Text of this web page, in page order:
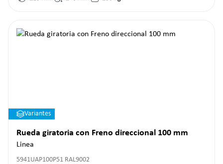
Variantes
Rueda giratoria con Freno direccional 100 mm
Linea
5941UAP100P51 RAL9002